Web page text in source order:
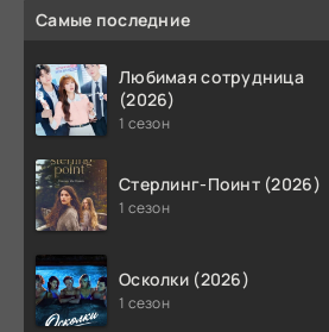
Самые последние
Любимая сотрудница
(2026)
1 сезон
Стерлинг-Поинт (2026)
1 сезон
Осколки (2026)
1 сезон